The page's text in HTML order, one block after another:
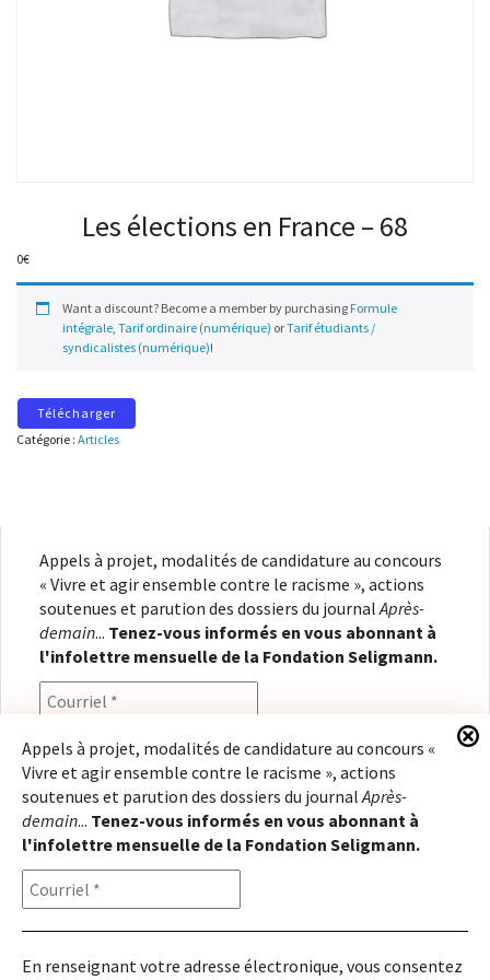
Les élections en France – 68
0€
Want a discount? Become a member by purchasing Formule
intégrale, Tarif ordinaire (numérique) orTarif étudiants /
syndicalistes (numérique)!
Télécharger
Catégorie : Articles
Appels à projet, modalités de candidature au concours
« Vivre et agir ensemble contre le racisme », actions
soutenues et parution des dossiers du journal Après-
demain... Tenez-vous informés en vous abonnant à
l'infolettre mensuelle de la Fondation Seligmann.
En renseignant votre adresse électronique, vous
consentez à recevoir l'infolettre de la Fondation
Seligmann, conformément à notrepolitique de
confidentialité. Il vous sera possible de vous
désabonner à tout moment.
Appels à projet, modalités de candidature au concours «
Vivre et agir ensemble contre le racisme », actions
soutenues et parution des dossiers du journalAprès-
demain... Tenez-vous informés en vous abonnant à
l'infolettre mensuelle de la Fondation Seligmann.
En renseignant votre adresse électronique, vous consentez